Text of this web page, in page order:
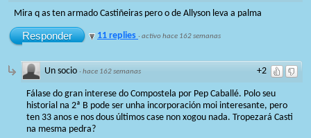
Mira q as ten armado Castiñeiras pero o de Allyson leva a palma
Responder 11 replies ·activo hace 162 semanas
+2
Un socio ·hace 162 semanas
Fálase do gran interese do Compostela por Pep Caballé. Polo seu
historial na 2ª B pode ser unha incorporación moi interesante, pero
ten 33 anos e nos dous últimos case non xogou nada. Tropezará Casti
na mesma pedra?